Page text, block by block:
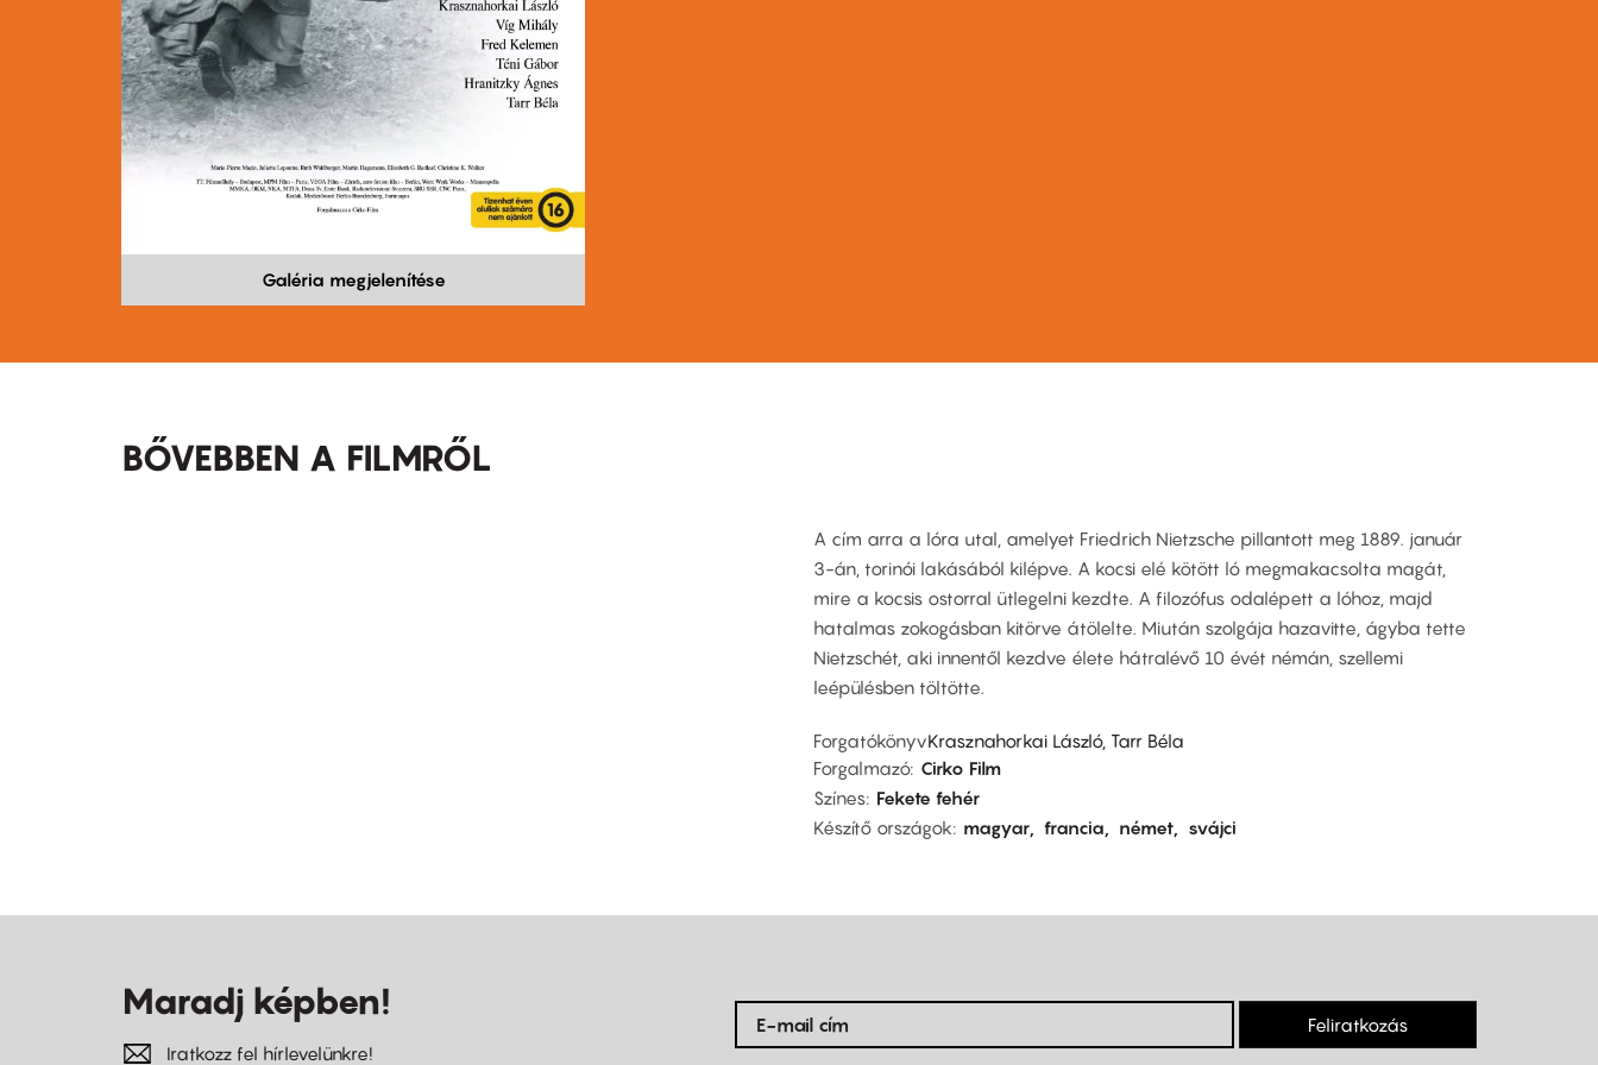
Galéria megjelenítése
BŐVEBBEN A FILMRŐL
A cím arra a lóra utal, amelyet Friedrich Nietzsche pillantott meg 1889. január
3-án, torinói lakásából kilépve. A kocsi elé kötött ló megmakacsolta magát,
mire a kocsis ostorral ütlegelni kezdte. A filozófus odalépett a lóhoz, majd
hatalmas zokogásban kitörve átölelte. Miután szolgája hazavitte, ágyba tette
Nietzschét, aki innentől kezdve élete hátralévő 10 évét némán, szellemi
leépülésben töltötte.
ForgatókönyvKrasznahorkai László, Tarr Béla
Forgalmazó Cirko Film
Színes Fekete fehér
Készítő országok
magyar francia német svájci
Maradj képben!
Iratkozz fel hírlevelünkre!
Feliratkozás